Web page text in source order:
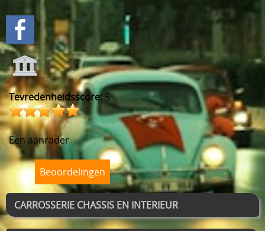
Tevredenheidsscore: 5
Een aanrader
Beoordelingen
CARROSSERIE CHASSIS EN INTERIEUR